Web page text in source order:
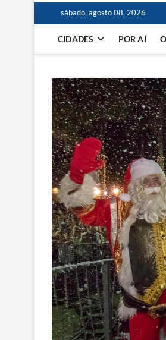
sábado, agosto 08, 2026
CIDADES POR AÍ